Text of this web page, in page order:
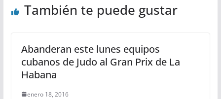
También te puede gustar
Abanderan este lunes equipos
cubanos de Judo al Gran Prix de La
Habana
enero 18, 2016